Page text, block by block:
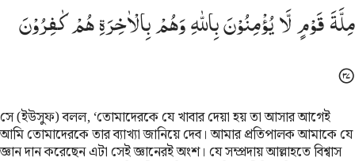
مِلَّةَقَوْمٍلَّایُؤْمِنُوْنَبِاللّٰهِوَهُمْبِالْاٰخِرَةِهُمْكٰفِرُوْنَ
সে (ইউসুফ) বলল, ‘তোমাদেরকে যে খাবার দেয়া হয় তা আসার আগেই
আমি তোমাদেরকে তার ব্যাখ্যা জানিয়ে দেব। আমার প্রতিপালক আমাকে যে
জ্ঞান দান করেছেন এটা সেই জ্ঞানেরই অংশ। যে সম্প্রদায় আল্লাহতে বিশ্বাস